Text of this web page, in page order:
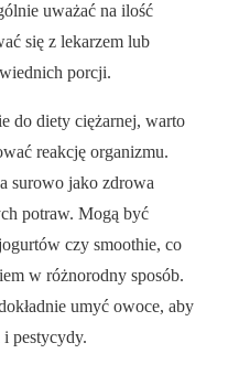
uważać na ilość
się z lekarzem lub
porcji.
do diety ciężarnej, warto
reakcję organizmu.
surowo jako zdrowa
potraw. Mogą być
czy smoothie, co
w różnorodny sposób.
umyć owoce, aby
i pestycydy.